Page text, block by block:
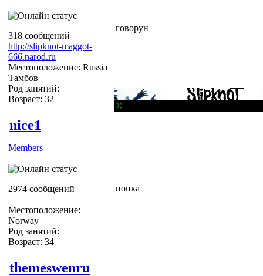
318 сообщений
http://slipknot-maggot-
666.narod.ru
Местоположение: Russia
Тамбов
Род занятий:
Возраст: 32
говорун
nice1
Members
2974 сообщений
Местоположение:
Norway
Род занятий:
Возраст: 34
попка
themeswenru